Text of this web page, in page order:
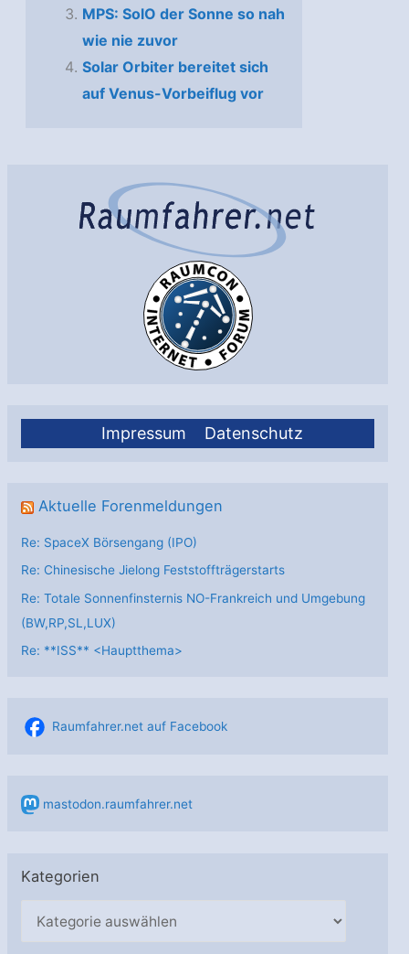
Impressum Datenschutz
Aktuelle Forenmeldungen
Re: SpaceX Börsengang (IPO)
Re: Chinesische Jielong Feststoffträgerstarts
Re: Totale Sonnenfinsternis NO-Frankreich und Umgebung
(BW,RP,SL,LUX)
Re: **ISS** <Hauptthema>
Raumfahrer.net auf Facebook
mastodon.raumfahrer.net
Kategorien
MPS: SolO der Sonne so nah
wie nie zuvor
Solar Orbiter bereitet sich
auf Venus-Vorbeiflug vor